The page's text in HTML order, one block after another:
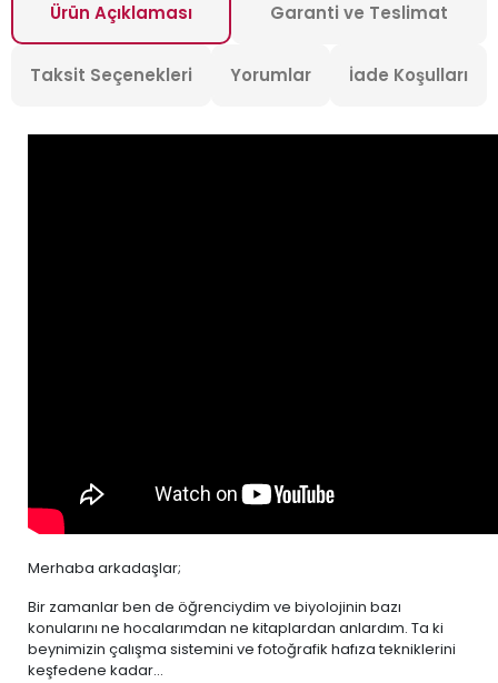
Ürün Açıklaması Garanti ve Teslimat
Taksit Seçenekleri Yorumlar İade Koşulları
Merhaba arkadaşlar;
Bir zamanlar ben de öğrenciydim ve biyolojinin bazı
konularını ne hocalarımdan ne kitaplardan anlardım. Ta ki
beynimizin çalışma sistemini ve fotoğrafik hafıza tekniklerini
keşfedene kadar...